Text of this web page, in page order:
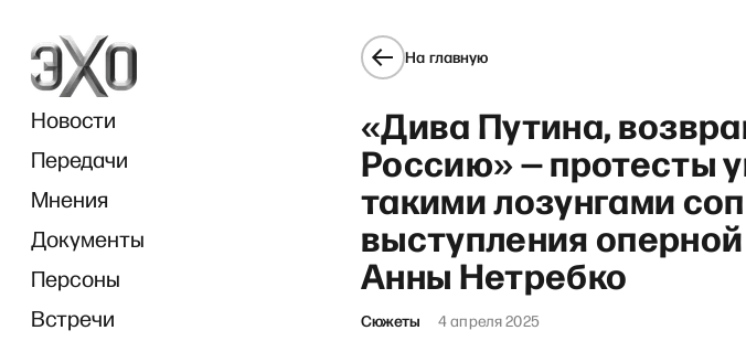
Новости
Передачи
Мнения
Документы
Персоны
Встречи
На главную
«Дива Путина,
Россию» — протесты
такими лозунгами
выступления
Анны Нетребко
Сюжеты 4 апреля 2025
серьёзно». О разговоре с